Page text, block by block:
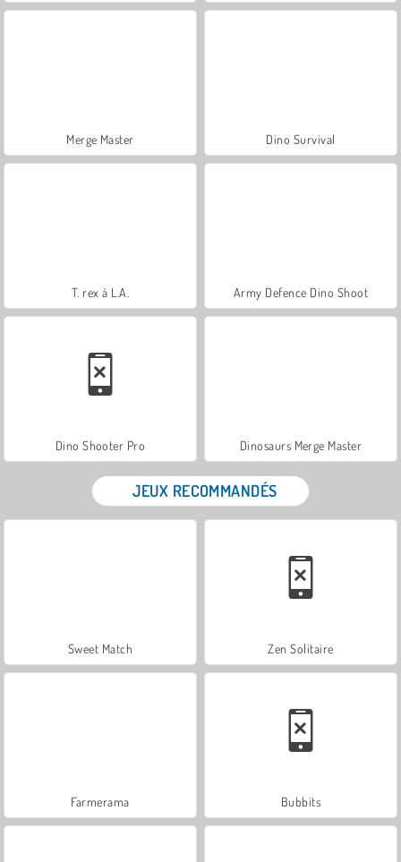
Merge Master Dino Survival
T. rex à L.A. Army Defence Dino Shoot
Dino Shooter Pro Dinosaurs Merge Master
JEUX RECOMMANDÉS
Sweet Match Zen Solitaire
Farmerama Bubbits